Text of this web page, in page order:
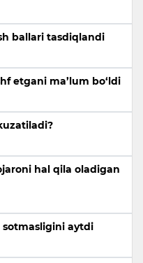
ballari tasdiqlandi
etgani ma’lum bo‘ldi
hal qila oladigan
sotmasligini aytdi